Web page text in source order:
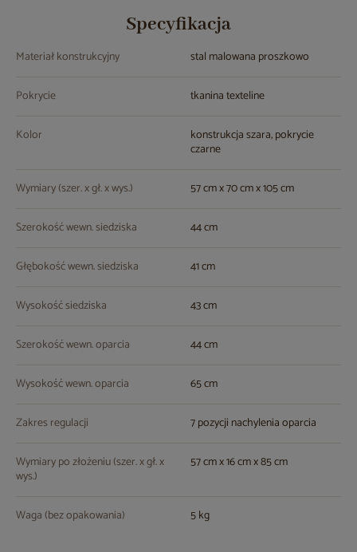
Specyfikacja
Materiał konstrukcyjny stal malowana proszkowo
Pokrycie tkanina texteline
Kolor konstrukcja szara, pokrycie
czarne
Wymiary (szer. x gł. x wys.) 57 cm x 70 cm x 105 cm
Szerokość wewn. siedziska 44 cm
Głębokość wewn. siedziska 41 cm
Wysokość siedziska 43 cm
Szerokość wewn. oparcia 44 cm
Wysokość wewn. oparcia 65 cm
Zakres regulacji 7 pozycji nachylenia oparcia
Wymiary po złożeniu (szer. x gł. x
wys.)
57 cm x 16 cm x 85 cm
Waga (bez opakowania) 5 kg